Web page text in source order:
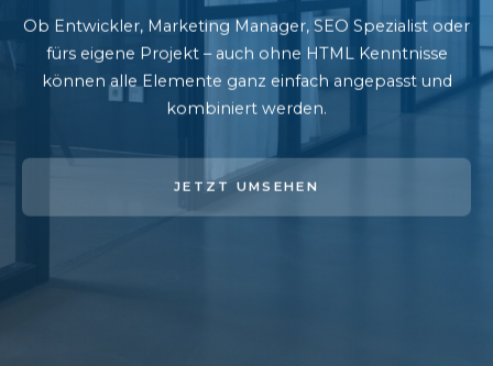
Ob Entwickler, Marketing Manager, SEO Spezialist oder
fürs eigene Projekt – auch ohne HTML Kenntnisse
können alle Elemente ganz einfach angepasst und
kombiniert werden.
JETZT UMSEHEN